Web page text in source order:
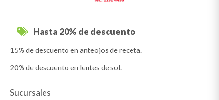
Hasta 20% de descuento
15% de descuento en anteojos de receta.
20% de descuento en lentes de sol.
Sucursales